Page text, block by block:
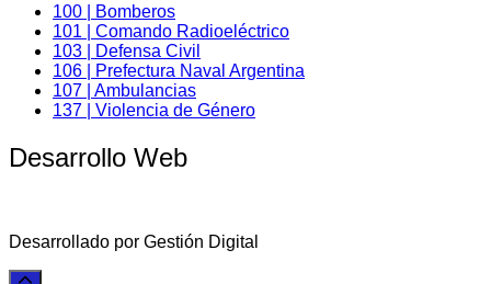
100 | Bomberos
101 | Comando Radioeléctrico
103 | Defensa Civil
106 | Prefectura Naval Argentina
107 | Ambulancias
137 | Violencia de Género
Desarrollo Web
Desarrollado por Gestión Digital